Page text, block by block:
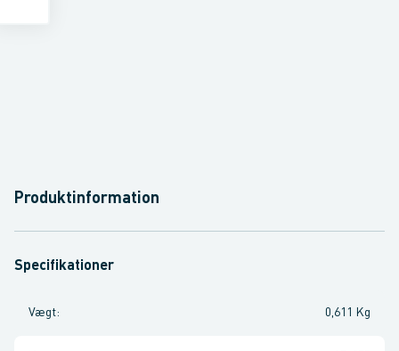
Produktinformation
Specifikationer
Vægt: 0,611 Kg